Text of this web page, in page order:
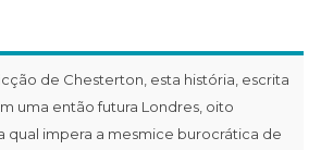
de Chesterton, esta história, escrita
uma então futura Londres, oito
qual impera a mesmice burocrática de